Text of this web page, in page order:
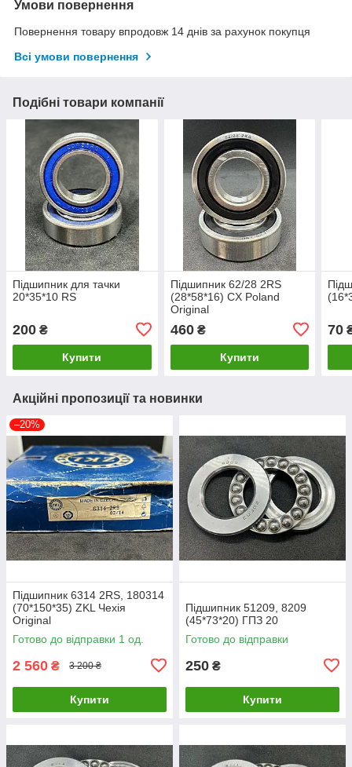
Умови повернення
Повернення товару впродовж 14 днів за рахунок покупця
Всі умови повернення
Подібні товари компанії
Підшипник для тачки
20*35*10 RS
200 ₴
Купити
Підшипник 62/28 2RS
(28*58*16) CX Poland
Original
460₴
Купити
70
Акційні пропозиції та новинки
–20%
Підшипник 6314 2RS, 180314
(70*150*35) ZKL Чехія
Original
Готово до відправки 1 од.
2 560 ₴ 3 200 ₴
Купити
Підшипник 51209, 8209
(45*73*20) ГПЗ 20
Готово до відправки
250 ₴
Купити